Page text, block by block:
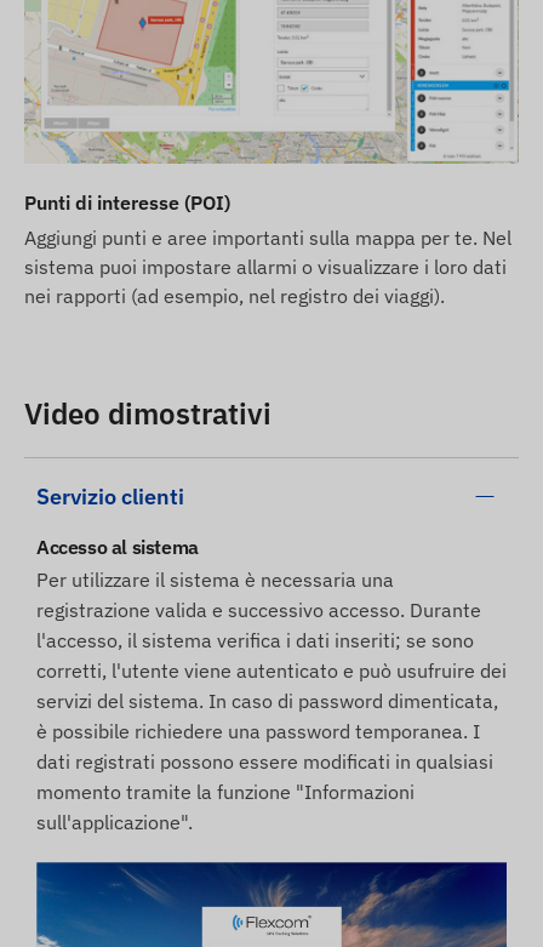
Punti di interesse (POI)
Aggiungi punti e aree importanti sulla mappa per te. Nel
sistema puoi impostare allarmi o visualizzare i loro dati
nei rapporti (ad esempio, nel registro dei viaggi).
Video dimostrativi
Servizio clienti
Accesso al sistema
Per utilizzare il sistema è necessaria una
registrazione valida e successivo accesso. Durante
l'accesso, il sistema verifica i dati inseriti; se sono
corretti, l'utente viene autenticato e può usufruire dei
servizi del sistema. In caso di password dimenticata,
è possibile richiedere una password temporanea. I
dati registrati possono essere modificati in qualsiasi
momento tramite la funzione "Informazioni
sull'applicazione".